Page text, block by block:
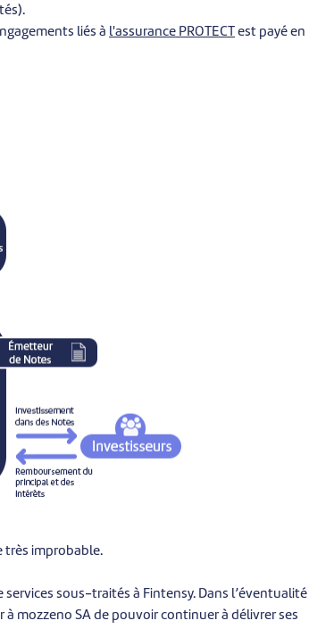
liés à l'assurance PROTECT est payé en
très improbable.
sous-traités à Fintensy. Dans l’éventualité
mozzeno SA de pouvoir continuer à délivrer ses